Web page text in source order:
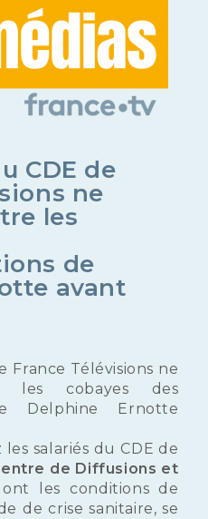
CDE de
ne
les
de
avant
France Télévisions ne
les cobayes des
Delphine Ernotte
salariés du CDE de
de Diffusions et
les conditions de
de crise sanitaire, se